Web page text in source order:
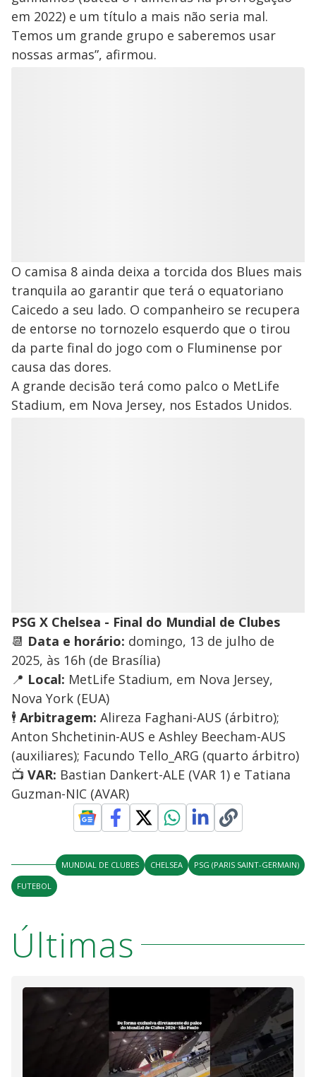
em 2022) e um título a mais não seria mal.
Temos um grande grupo e saberemos usar
nossas armas”, afirmou.
O camisa 8 ainda deixa a torcida dos Blues mais
tranquila ao garantir que terá o equatoriano
Caicedo a seu lado. O companheiro se recupera
de entorse no tornozelo esquerdo que o tirou
da parte final do jogo com o Fluminense por
causa das dores.
A grande decisão terá como palco o MetLife
Stadium, em Nova Jersey, nos Estados Unidos.
PSG X Chelsea - Final do Mundial de Clubes
📆 Data e horário: domingo, 13 de julho de
2025, às 16h (de Brasília)
📍 Local: MetLife Stadium, em Nova Jersey,
Nova York (EUA)
🕴️ Arbitragem: Alireza Faghani-AUS (árbitro);
Anton Shchetinin-AUS e Ashley Beecham-AUS
(auxiliares); Facundo Tello_ARG (quarto árbitro)
📺 VAR: Bastian Dankert-ALE (VAR 1) e Tatiana
Guzman-NIC (AVAR)
MUNDIAL DE CLUBES CHELSEA
PSG (PARIS SAINT-GERMAIN)
FUTEBOL
Últimas